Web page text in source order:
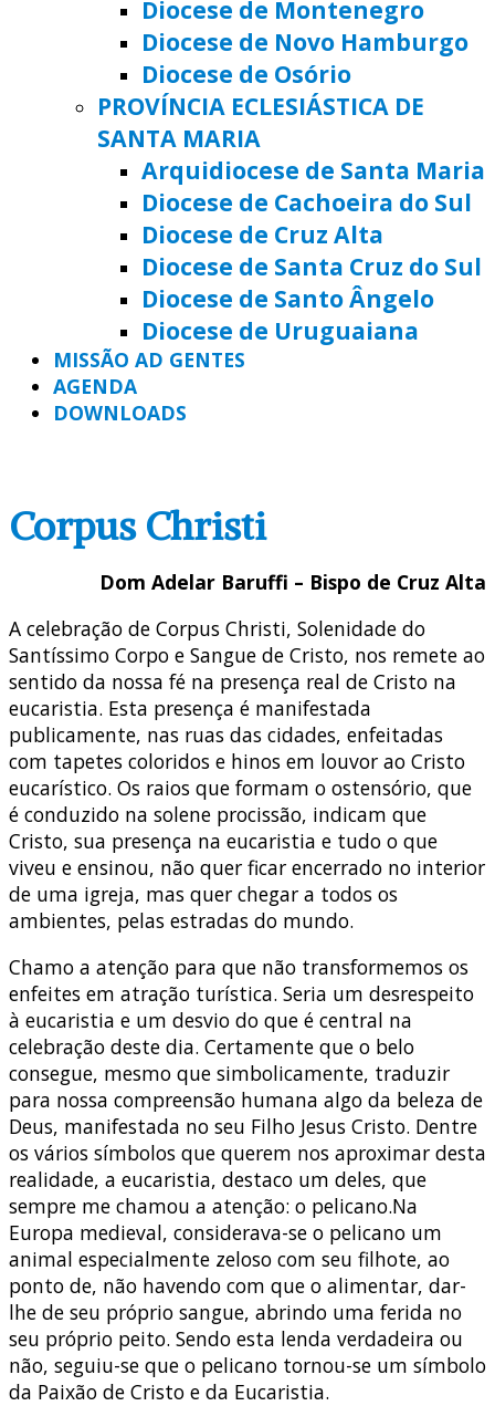
Diocese de Montenegro
Diocese de Novo Hamburgo
Diocese de Osório
PROVÍNCIA ECLESIÁSTICA DE
SANTA MARIA
Arquidiocese de Santa Maria
Diocese de Cachoeira do Sul
Diocese de Cruz Alta
Diocese de Santa Cruz do Sul
Diocese de Santo Ângelo
Diocese de Uruguaiana
MISSÃO AD GENTES
AGENDA
DOWNLOADS
Corpus Christi
Dom Adelar Baruffi – Bispo de Cruz Alta
A celebração de Corpus Christi, Solenidade do
Santíssimo Corpo e Sangue de Cristo, nos remete ao
sentido da nossa fé na presença real de Cristo na
eucaristia. Esta presença é manifestada
publicamente, nas ruas das cidades, enfeitadas
com tapetes coloridos e hinos em louvor ao Cristo
eucarístico. Os raios que formam o ostensório, que
é conduzido na solene procissão, indicam que
Cristo, sua presença na eucaristia e tudo o que
viveu e ensinou, não quer ficar encerrado no interior
de uma igreja, mas quer chegar a todos os
ambientes, pelas estradas do mundo.
Chamo a atenção para que não transformemos os
enfeites em atração turística. Seria um desrespeito
à eucaristia e um desvio do que é central na
celebração deste dia. Certamente que o belo
consegue, mesmo que simbolicamente, traduzir
para nossa compreensão humana algo da beleza de
Deus, manifestada no seu Filho Jesus Cristo. Dentre
os vários símbolos que querem nos aproximar desta
realidade, a eucaristia, destaco um deles, que
sempre me chamou a atenção: o pelicano.Na
Europa medieval, considerava-se o pelicano um
animal especialmente zeloso com seu filhote, ao
ponto de, não havendo com que o alimentar, dar-
lhe de seu próprio sangue, abrindo uma ferida no
seu próprio peito. Sendo esta lenda verdadeira ou
não, seguiu-se que o pelicano tornou-se um símbolo
da Paixão de Cristo e da Eucaristia.